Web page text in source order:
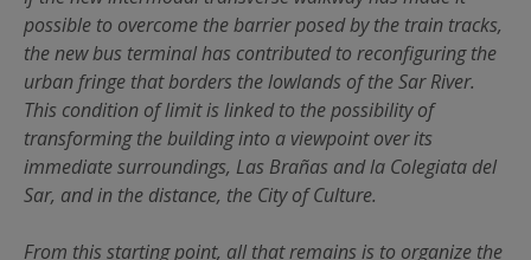
possible to overcome the barrier posed by the train tracks,
the new bus terminal has contributed to reconfiguring the
urban fringe that borders the lowlands of the Sar River.
This condition of limit is linked to the possibility of
transforming the building into a viewpoint over its
immediate surroundings, Las Brañas and la Colegiata del
Sar, and in the distance, the City of Culture.
From this starting point, all that remains is to organize the